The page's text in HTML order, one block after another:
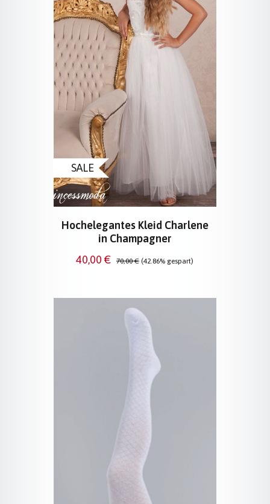
SALE
Hochelegantes Kleid Charlene
in Champagner
Verkaufspreis:
40,00 € Regulärer Preis:
70,00 € (42.86% gespart)